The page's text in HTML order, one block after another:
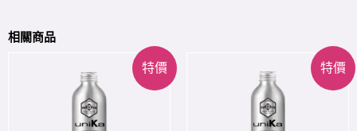
相關商品
特價 特價